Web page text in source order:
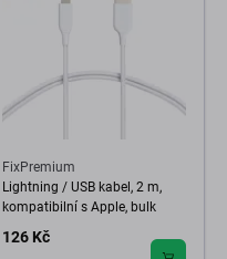
FixPremium
Lightning / USB kabel, 2 m,
kompatibilní s Apple, bulk
126 Kč